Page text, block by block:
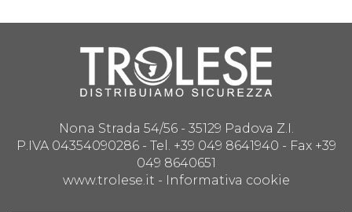
Nona Strada 54/56 - 35129 Padova Z.I.
P.IVA 04354090286 - Tel. +39 049 8641940 - Fax +39
049 8640651
www.trolese.it - Informativa cookie